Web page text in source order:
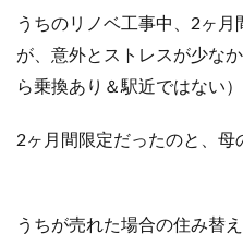
うちのリノベ工事中、2ヶ
が、意外とストレスが少な
ら乗換あり＆駅近ではない）
2ヶ月間限定だったのと、母
うちが売れた場合の住み替